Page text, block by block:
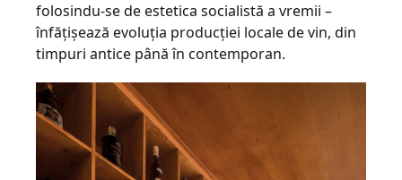
folosindu-se de estetica socialistă a vremii –
înfăţişează evoluţia producţiei locale de vin, din
timpuri antice până în contemporan.